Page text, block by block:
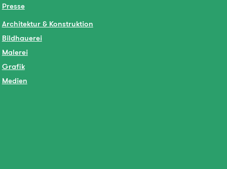
Presse
Architektur & Konstruktion
Bildhauerei
Malerei
Grafik
Medien